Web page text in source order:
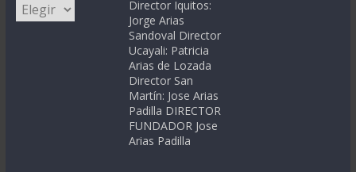
Categorías
Director Iquitos:
Jorge Arias
Sandoval Director
Ucayali: Patricia
Arias de Lozada
Director San
Martín: Jose Arias
Padilla DIRECTOR
FUNDADOR Jose
Arias Padilla